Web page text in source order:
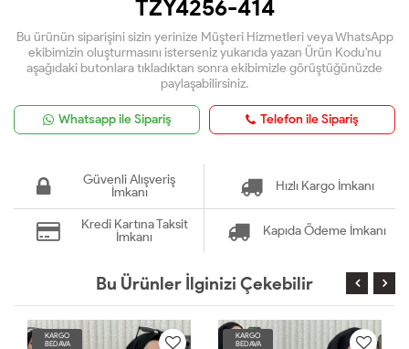
TZY4256-414
Bu ürünün siparişini sizin yerinize Müşteri Hizmetleri veya WhatsApp
ekibimizin oluşturmasını isterseniz yukarıda yazan Ürün Kodu'nu
aşağıdaki butonlara tıkladıktan sonra ekibimizle görüştüğünüzde
paylaşabilirsiniz.
Whatsapp ile Sipariş Telefon ile Sipariş
Güvenli Alışveriş
İmkanı
Hızlı Kargo İmkanı
Kredi Kartına Taksit
İmkanı
Kapıda Ödeme İmkanı
Bu Ürünler İlginizi Çekebilir
KARGO
BEDAVA
KARGO
BEDAVA